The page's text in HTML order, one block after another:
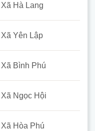
Xã Hà Lang
Xã Yên Lập
Xã Bình Phú
Xã Ngọc Hội
Xã Hòa Phú